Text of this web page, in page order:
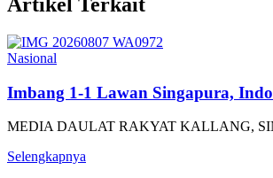
Nasional
Imbang 1-1 Lawan Singapura,
MEDIA DAULAT RAKYAT KALLANG,
Selengkapnya